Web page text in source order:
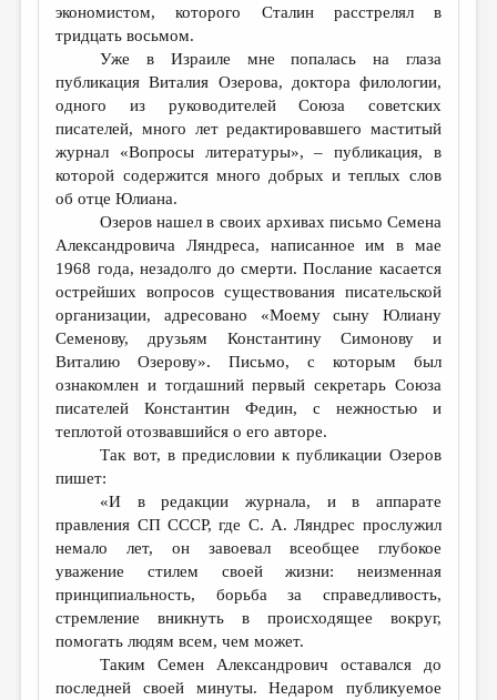
экономистом, которого Сталин расстрелял в
тридцать восьмом.
Уже в Израиле мне попалась на глаза
публикация Виталия Озерова, доктора филологии,
одного из руководителей Союза советских
писателей, много лет редактировавшего маститый
журнал «Вопросы литературы», – публикация, в
которой содержится много добрых и теплых слов
об отце Юлиана.
Озеров нашел в своих архивах письмо Семена
Александровича Ляндреса, написанное им в мае
1968 года, незадолго до смерти. Послание касается
острейших вопросов существования писательской
организации, адресовано «Моему сыну Юлиану
Семенову, друзьям Константину Симонову и
Виталию Озерову». Письмо, с которым был
ознакомлен и тогдашний первый секретарь Союза
писателей Константин Федин, с нежностью и
теплотой отозвавшийся о его авторе.
Так вот, в предисловии к публикации Озеров
пишет:
«И в редакции журнала, и в аппарате
правления СП СССР, где С. А. Ляндрес прослужил
немало лет, он завоевал всеобщее глубокое
уважение стилем своей жизни: неизменная
принципиальность, борьба за справедливость,
стремление вникнуть в происходящее вокруг,
помогать людям всем, чем может.
Таким Семен Александрович оставался до
последней своей минуты. Недаром публикуемое